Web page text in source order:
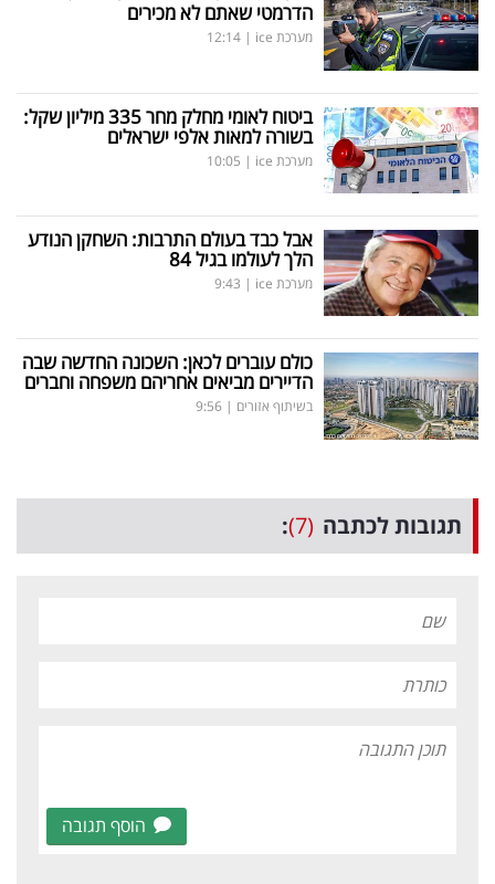
הדרמטי שאתם לא מכירים
מערכת ice |
12:14
ביטוח לאומי מחלק מחר 335 מיליון שקל:
בשורה למאות אלפי ישראלים
מערכת ice |
10:05
אבל כבד בעולם התרבות: השחקן הנודע
הלך לעולמו בגיל 84
מערכת ice |
9:43
כולם עוברים לכאן: השכונה החדשה שבה
הדיירים מביאים אחריהם משפחה וחברים
בשיתוף אזורים |
9:56
תגובות לכתבה (7)
:
הוסף תגובה